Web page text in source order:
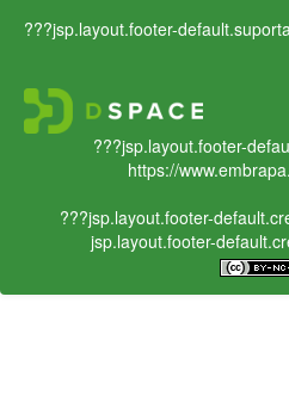
???jsp.layout.footer-
???jsp.layout.footer-
https://
???jsp.layout.footer-
jsp.layout.footer-